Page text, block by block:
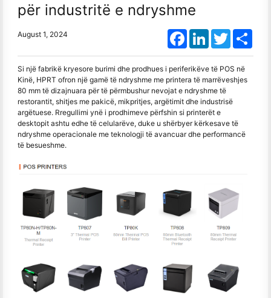
për industritë e ndryshme
August 1, 2024 FacebookLinkedInTwitter
Si një fabrikë kryesore burimi dhe prodhues i periferikëve të POS në
Kinë, HPRT ofron një gamë të ndryshme me printera të marrëveshjes
80 mm të dizajnuara për të përmbushur nevojat e ndryshme të
restorantit, shitjes me pakicë, mikpritjes, argëtimit dhe industrisë
argëtuese. Rregullimi ynë i prodhimeve përfshin si printerët e
desktopit ashtu edhe të celularëve, duke u shërbyer kërkesave të
ndryshme operacionale me teknologji të avancuar dhe performancë
të besueshme.